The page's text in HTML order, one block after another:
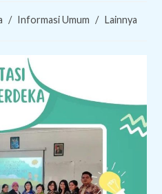
/ Informasi Umum / Lainnya